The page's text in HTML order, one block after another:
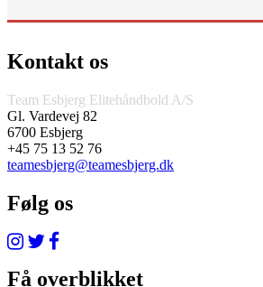
Kontakt os
Team Esbjerg Elitehåndbold A/S
Gl. Vardevej 82
6700 Esbjerg
+45 75 13 52 76
teamesbjerg@teamesbjerg.dk
Følg os
Få overblikket